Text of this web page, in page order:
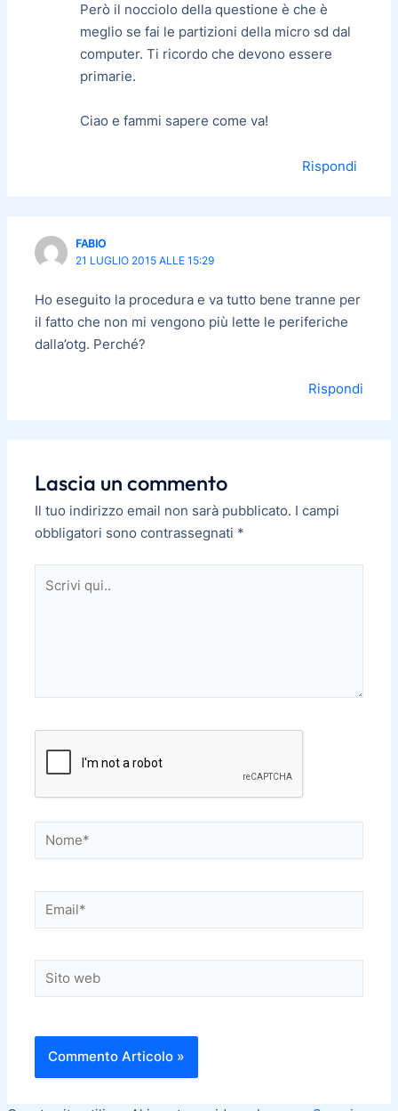
Però il nocciolo della questione è che è
meglio se fai le partizioni della micro sd dal
computer. Ti ricordo che devono essere
primarie.
Ciao e fammi sapere come va!
Rispondi
FABIO
21 LUGLIO 2015 ALLE 15:29
Ho eseguito la procedura e va tutto bene tranne per
il fatto che non mi vengono più lette le periferiche
dalla’otg. Perché?
Rispondi
Lascia un commento
Il tuo indirizzo email non sarà pubblicato.
I campi
obbligatori sono contrassegnati *
Nome*
Email*
Sito